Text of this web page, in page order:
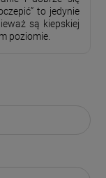
to jedynie
są kiepskiej
poziomie.